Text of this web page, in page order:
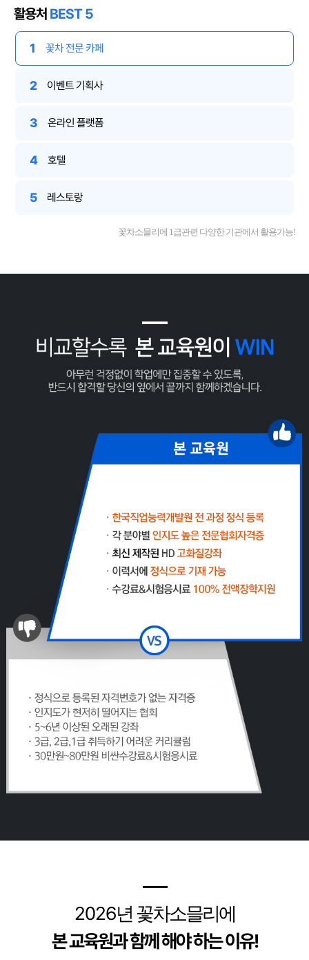
활용처 BEST 5
1 꽃차 전문 카페
2 이벤트 기획사
3 온라인 플랫폼
4 호텔
5 레스토랑
꽃차소믈리에 1급관련 다양한 기관에서 활용가능!
━
2026년 꽃차소믈리에
본 교육원과 함께 해야 하는 이유!